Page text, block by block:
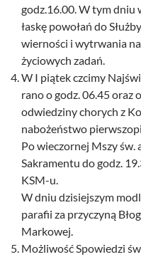
godz.16.00. W tym dniu
łaskę powołań do
wierności i wytrwania
życiowych zadań.
W I piątek czcimy
rano o godz. 06.45 oraz
odwiedziny chorych z
nabożeństwo
Po wieczornej Mszy św.
Sakramentu do godz.
KSM-u.
W dniu dzisiejszym
parafii za przyczyną
Markowej.
Możliwość Spowiedzi